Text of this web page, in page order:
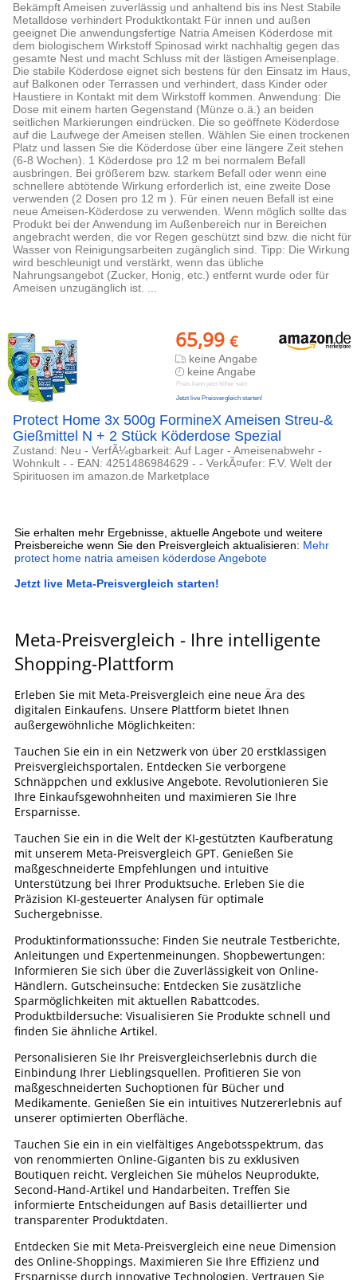
Bekämpft Ameisen zuverlässig und anhaltend bis ins Nest Stabile
Metalldose verhindert Produktkontakt Für innen und außen
geeignet Die anwendungsfertige Natria Ameisen Köderdose mit
dem biologischem Wirkstoff Spinosad wirkt nachhaltig gegen das
gesamte Nest und macht Schluss mit der lästigen Ameisenplage.
Die stabile Köderdose eignet sich bestens für den Einsatz im Haus,
auf Balkonen oder Terrassen und verhindert, dass Kinder oder
Haustiere in Kontakt mit dem Wirkstoff kommen. Anwendung: Die
Dose mit einem harten Gegenstand (Münze o.ä.) an beiden
seitlichen Markierungen eindrücken. Die so geöffnete Köderdose
auf die Laufwege der Ameisen stellen. Wählen Sie einen trockenen
Platz und lassen Sie die Köderdose über eine längere Zeit stehen
(6-8 Wochen). 1 Köderdose pro 12 m bei normalem Befall
ausbringen. Bei größerem bzw. starkem Befall oder wenn eine
schnellere abtötende Wirkung erforderlich ist, eine zweite Dose
verwenden (2 Dosen pro 12 m ). Für einen neuen Befall ist eine
neue Ameisen-Köderdose zu verwenden. Wenn möglich sollte das
Produkt bei der Anwendung im Außenbereich nur in Bereichen
angebracht werden, die vor Regen geschützt sind bzw. die nicht für
Wasser von Reinigungsarbeiten zugänglich sind. Tipp: Die Wirkung
wird beschleunigt und verstärkt, wenn das übliche
Nahrungsangebot (Zucker, Honig, etc.) entfernt wurde oder für
Ameisen unzugänglich ist. ...
65,99 €
keine Angabe
keine Angabe
Preis kann jetzt höher sein
Jetzt live Preisvergleich starten!
Protect Home 3x 500g FormineX Ameisen Streu-&
Gießmittel N + 2 Stück Köderdose Spezial
Zustand: Neu - VerfÃ¼gbarkeit: Auf Lager - Ameisenabwehr -
Wohnkult - - EAN: 4251486984629 - - VerkÃ¤ufer: F.V. Welt der
Spirituosen im amazon.de Marketplace
Sie erhalten mehr Ergebnisse, aktuelle Angebote und weitere
Preisbereiche wenn Sie den Preisvergleich aktualisieren: Mehr
protect home natria ameisen köderdose Angebote
Jetzt live Meta-Preisvergleich starten!
Meta-Preisvergleich - Ihre intelligente
Shopping-Plattform
Erleben Sie mit Meta-Preisvergleich eine neue Ära des
digitalen Einkaufens. Unsere Plattform bietet Ihnen
außergewöhnliche Möglichkeiten:
Tauchen Sie ein in ein Netzwerk von über 20 erstklassigen
Preisvergleichsportalen. Entdecken Sie verborgene
Schnäppchen und exklusive Angebote. Revolutionieren Sie
Ihre Einkaufsgewohnheiten und maximieren Sie Ihre
Ersparnisse.
Tauchen Sie ein in die Welt der KI-gestützten Kaufberatung
mit unserem Meta-Preisvergleich GPT. Genießen Sie
maßgeschneiderte Empfehlungen und intuitive
Unterstützung bei Ihrer Produktsuche. Erleben Sie die
Präzision KI-gesteuerter Analysen für optimale
Suchergebnisse.
Produktinformationssuche: Finden Sie neutrale Testberichte,
Anleitungen und Expertenmeinungen. Shopbewertungen:
Informieren Sie sich über die Zuverlässigkeit von Online-
Händlern. Gutscheinsuche: Entdecken Sie zusätzliche
Sparmöglichkeiten mit aktuellen Rabattcodes.
Produktbildersuche: Visualisieren Sie Produkte schnell und
finden Sie ähnliche Artikel.
Personalisieren Sie Ihr Preisvergleichserlebnis durch die
Einbindung Ihrer Lieblingsquellen. Profitieren Sie von
maßgeschneiderten Suchoptionen für Bücher und
Medikamente. Genießen Sie ein intuitives Nutzererlebnis auf
unserer optimierten Oberfläche.
Tauchen Sie ein in ein vielfältiges Angebotsspektrum, das
von renommierten Online-Giganten bis zu exklusiven
Boutiquen reicht. Vergleichen Sie mühelos Neuprodukte,
Second-Hand-Artikel und Handarbeiten. Treffen Sie
informierte Entscheidungen auf Basis detaillierter und
transparenter Produktdaten.
Entdecken Sie mit Meta-Preisvergleich eine neue Dimension
des Online-Shoppings. Maximieren Sie Ihre Effizienz und
Ersparnisse durch innovative Technologien. Vertrauen Sie